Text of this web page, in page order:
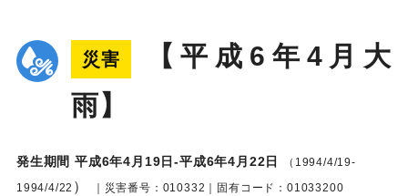
災害
【平成6年4月大
雨】
発生期間 平成6年4月19日-平成6年4月22日
（1994/4/19-
1994/4/22 ） ｜災害番号：010332｜固有コード：01033200